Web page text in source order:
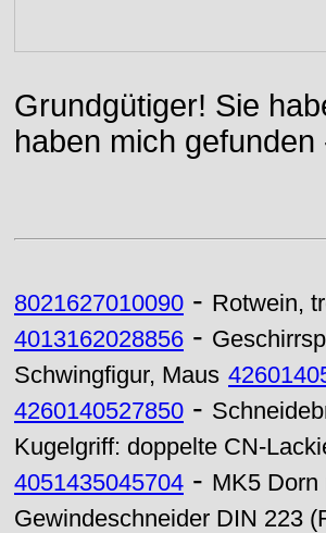
Grundgütiger! Sie
haben mich
8021627010090 - Rotwein,
4013162028856 -
Schwingfigur, Maus
4260140527850 -
Kugelgriff: doppelte CN-
4051435045704 - MK5 Dorn
Gewindeschneider DIN 223